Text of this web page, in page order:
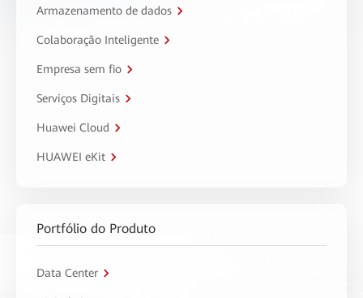
Armazenamento de dados
Colaboração Inteligente
Empresa sem fio
Serviços Digitais
Huawei Cloud
HUAWEI eKit
Portfólio do Produto
Data Center